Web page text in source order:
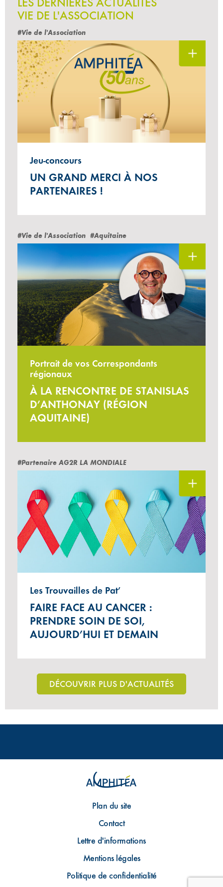
VIE DE L'ASSOCIATION
#Vie de l'Association
Jeu-concours
UN GRAND MERCI À NOS
PARTENAIRES !
#Vie de l'Association #Aquitaine
Portrait de vos Correspondants
régionaux
À LA RENCONTRE DE STANISLAS
D’ANTHONAY (RÉGION
AQUITAINE)
#Partenaire AG2R LA MONDIALE
Les Trouvailles de Pat’
FAIRE FACE AU CANCER :
PRENDRE SOIN DE SOI,
AUJOURD’HUI ET DEMAIN
DÉCOUVRIR PLUS D'ACTUALITÉS
Plan du site
Contact
Lettre d'informations
Mentions légales
Politique de confidentialité